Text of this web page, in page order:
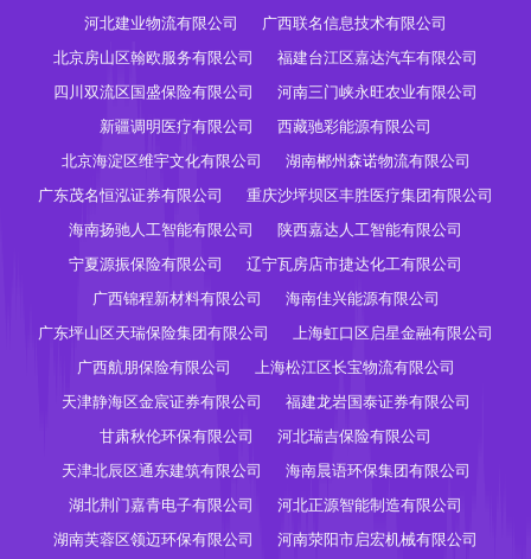
河北建业物流有限公司
广西联名信息技术有限公司
北京房山区翰欧服务有限公司
福建台江区嘉达汽车有限公司
四川双流区国盛保险有限公司
河南三门峡永旺农业有限公司
新疆调明医疗有限公司
西藏驰彩能源有限公司
北京海淀区维宇文化有限公司
湖南郴州森诺物流有限公司
广东茂名恒泓证券有限公司
重庆沙坪坝区丰胜医疗集团有限公司
海南扬驰人工智能有限公司
陕西嘉达人工智能有限公司
宁夏源振保险有限公司
辽宁瓦房店市捷达化工有限公司
广西锦程新材料有限公司
海南佳兴能源有限公司
广东坪山区天瑞保险集团有限公司
上海虹口区启星金融有限公司
广西航朋保险有限公司
上海松江区长宝物流有限公司
天津静海区金宸证券有限公司
福建龙岩国泰证券有限公司
甘肃秋伦环保有限公司
河北瑞吉保险有限公司
天津北辰区通东建筑有限公司
海南晨语环保集团有限公司
湖北荆门嘉青电子有限公司
河北正源智能制造有限公司
湖南芙蓉区领迈环保有限公司
河南荥阳市启宏机械有限公司